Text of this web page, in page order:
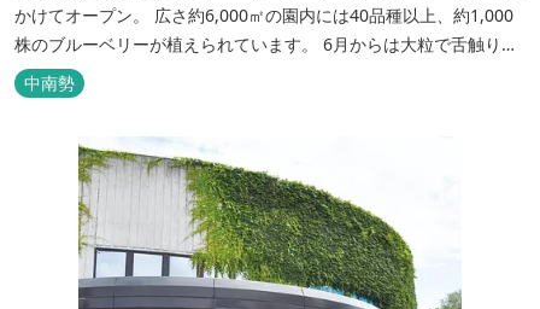
かけてオープン。 広さ約6,000㎡の園内には40品種以上、約1,000
株のブルーベリーが植えられています。 6月からは大粒で舌触りの
良いハイブッシュ系、7月からは中粒で甘いラビットアイ系などが
収穫時期を迎え、さまざまな品種を食べくらべできます。 当社独自
の水の技術「FFCテクノロジー」を活用し、生きものにやさしい
中南勢